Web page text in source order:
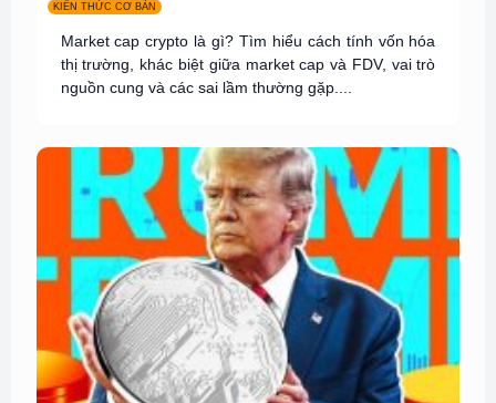
KIẾN THỨC CƠ BẢN
Market cap crypto là gì? Tìm hiểu cách tính vốn hóa
thị trường, khác biệt giữa market cap và FDV, vai trò
nguồn cung và các sai lầm thường gặp....